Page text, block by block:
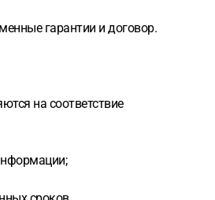
гарантии и договор.
на соответствие